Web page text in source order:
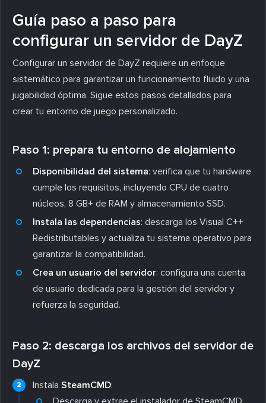
Guía paso a paso para
configurar un servidor de DayZ
Configurar un servidor de DayZ requiere un enfoque
sistemático para garantizar un funcionamiento fluido y una
jugabilidad óptima. Sigue estos pasos detallados para
crear tu entorno de juego personalizado.
Paso 1: prepara tu entorno de alojamiento
Disponibilidad del sistema: verifica que tu hardware
cumple los requisitos, incluyendo CPU de cuatro
núcleos, 8 GB+ de RAM y almacenamiento SSD.
Instala las dependencias: descarga los Visual C++
Redistributables y actualiza tu sistema operativo para
garantizar la compatibilidad.
Crea un usuario del servidor: configura una cuenta
de usuario dedicada para la gestión del servidor y
refuerza la seguridad.
Paso 2: descarga los archivos del servidor de
DayZ
Instala SteamCMD: